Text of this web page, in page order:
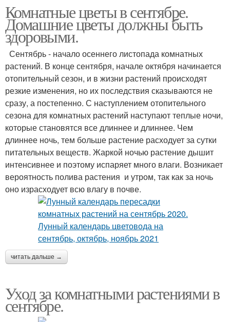
Комнатные цветы в сентябре.
Домашние цветы должны быть
здоровыми.
Сентябрь - начало осеннего листопада комнатных
растений. В конце сентября, начале октября начинается
отопительный сезон, и в жизни растений происходят
резкие изменения, но их последствия сказываются не
сразу, а постепенно. С наступлением отопительного
сезона для комнатных растений наступают теплые ночи,
которые становятся все длиннее и длиннее. Чем
длиннее ночь, тем больше растение расходует за сутки
питательных веществ. Жаркой ночью растение дышит
интенсивнее и поэтому испаряет много влаги. Возникает
вероятность полива растения и утром, так как за ночь
оно израсходует всю влагу в почве.
читать дальше →
Уход за комнатными растениями в
сентябре.